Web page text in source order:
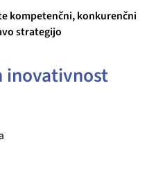
kompetenčni, konkurenčni
strategijo
inovativnost